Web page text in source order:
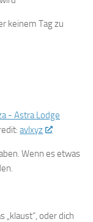
keinem Tag zu
avlxyz
Wenn es etwas
oder dich